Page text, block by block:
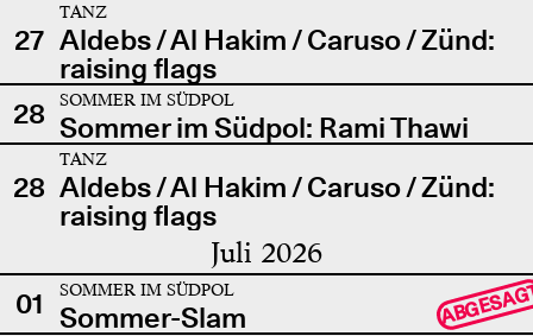
27
TANZ
Aldebs / Al Hakim / Caruso / Zünd:
raising flags
28
SOMMER IM SÜDPOL
Sommer im Südpol: Rami Thawi
28
TANZ
Aldebs / Al Hakim / Caruso / Zünd:
raising flags
Juli 2026
01 SOMMER IM SÜDPOL
Sommer-Slam